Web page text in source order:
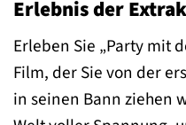
Erlebnis der
Erleben Sie „Party mit
Film, der Sie von der
in seinen Bann ziehen